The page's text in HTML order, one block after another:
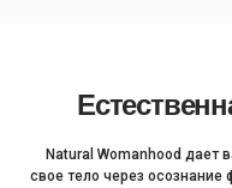
Natural Womanhood дает
свое тело через осознание